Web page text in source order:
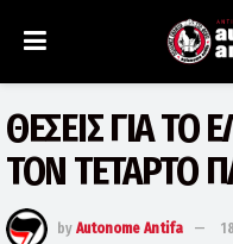
ΘΕΣΕΙΣ ΓΙΑ ΤΟ
ΤΟΝ ΤΕΤΑΡΤΟ
by Autonome Antifa